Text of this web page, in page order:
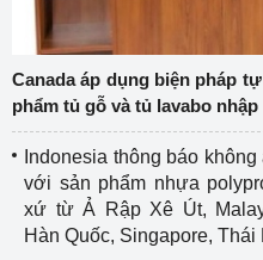
Canada áp dụng biện pháp
phẩm tủ gỗ và tủ lavabo nhập
Indonesia thông báo
với sản phẩm nhựa
xứ từ Ả Rập Xê Út,
Hàn Quốc, Singapore, Thái